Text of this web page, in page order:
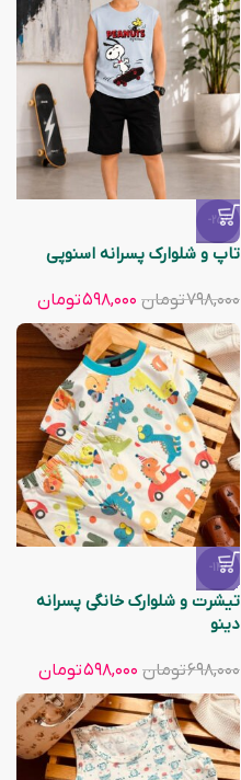
-25%
تاپ و شلوارک پسرانه اسنوپی
۷۹۸,۰۰۰تومان ۵۹۸,۰۰۰تومان
-14%
تیشرت و شلوارک خانگی پسرانه
دینو
۶۹۸,۰۰۰تومان ۵۹۸,۰۰۰تومان